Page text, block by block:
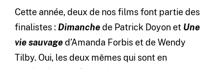
Cette année, deux de nos films font partie des
finalistes : Dimanchede Patrick Doyon et Une
vie sauvaged’Amanda Forbis et de Wendy
Tilby. Oui, les deux mêmes qui sont en